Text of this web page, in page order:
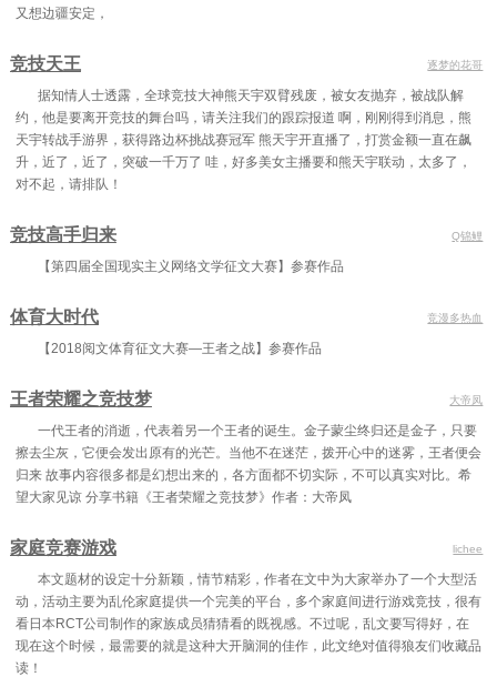
又想边疆安定，
竞技天王 逐梦的花哥
据知情人士透露，全球竞技大神熊天宇双臂残废，被女友抛弃，被战队解
约，他是要离开竞技的舞台吗，请关注我们的跟踪报道 啊，刚刚得到消息，熊
天宇转战手游界，获得路边杯挑战赛冠军 熊天宇开直播了，打赏金额一直在飙
升，近了，近了，突破一千万了 哇，好多美女主播要和熊天宇联动，太多了，
对不起，请排队！
竞技高手归来 Q锦鲤
【第四届全国现实主义网络文学征文大赛】参赛作品
体育大时代 竞漫多热血
【2018阅文体育征文大赛—王者之战】参赛作品
王者荣耀之竞技梦 大帝凤
一代王者的消逝，代表着另一个王者的诞生。金子蒙尘终归还是金子，只要
擦去尘灰，它便会发出原有的光芒。当他不在迷茫，拨开心中的迷雾，王者便会
归来 故事内容很多都是幻想出来的，各方面都不切实际，不可以真实对比。希
望大家见谅 分享书籍《王者荣耀之竞技梦》作者：大帝凤
家庭竞赛游戏 lichee
本文题材的设定十分新颖，情节精彩，作者在文中为大家举办了一个大型活
动，活动主要为乱伦家庭提供一个完美的平台，多个家庭间进行游戏竞技，很有
看日本RCT公司制作的家族成员猜猜看的既视感。不过呢，乱文要写得好，在
现在这个时候，最需要的就是这种大开脑洞的佳作，此文绝对值得狼友们收藏品
读！